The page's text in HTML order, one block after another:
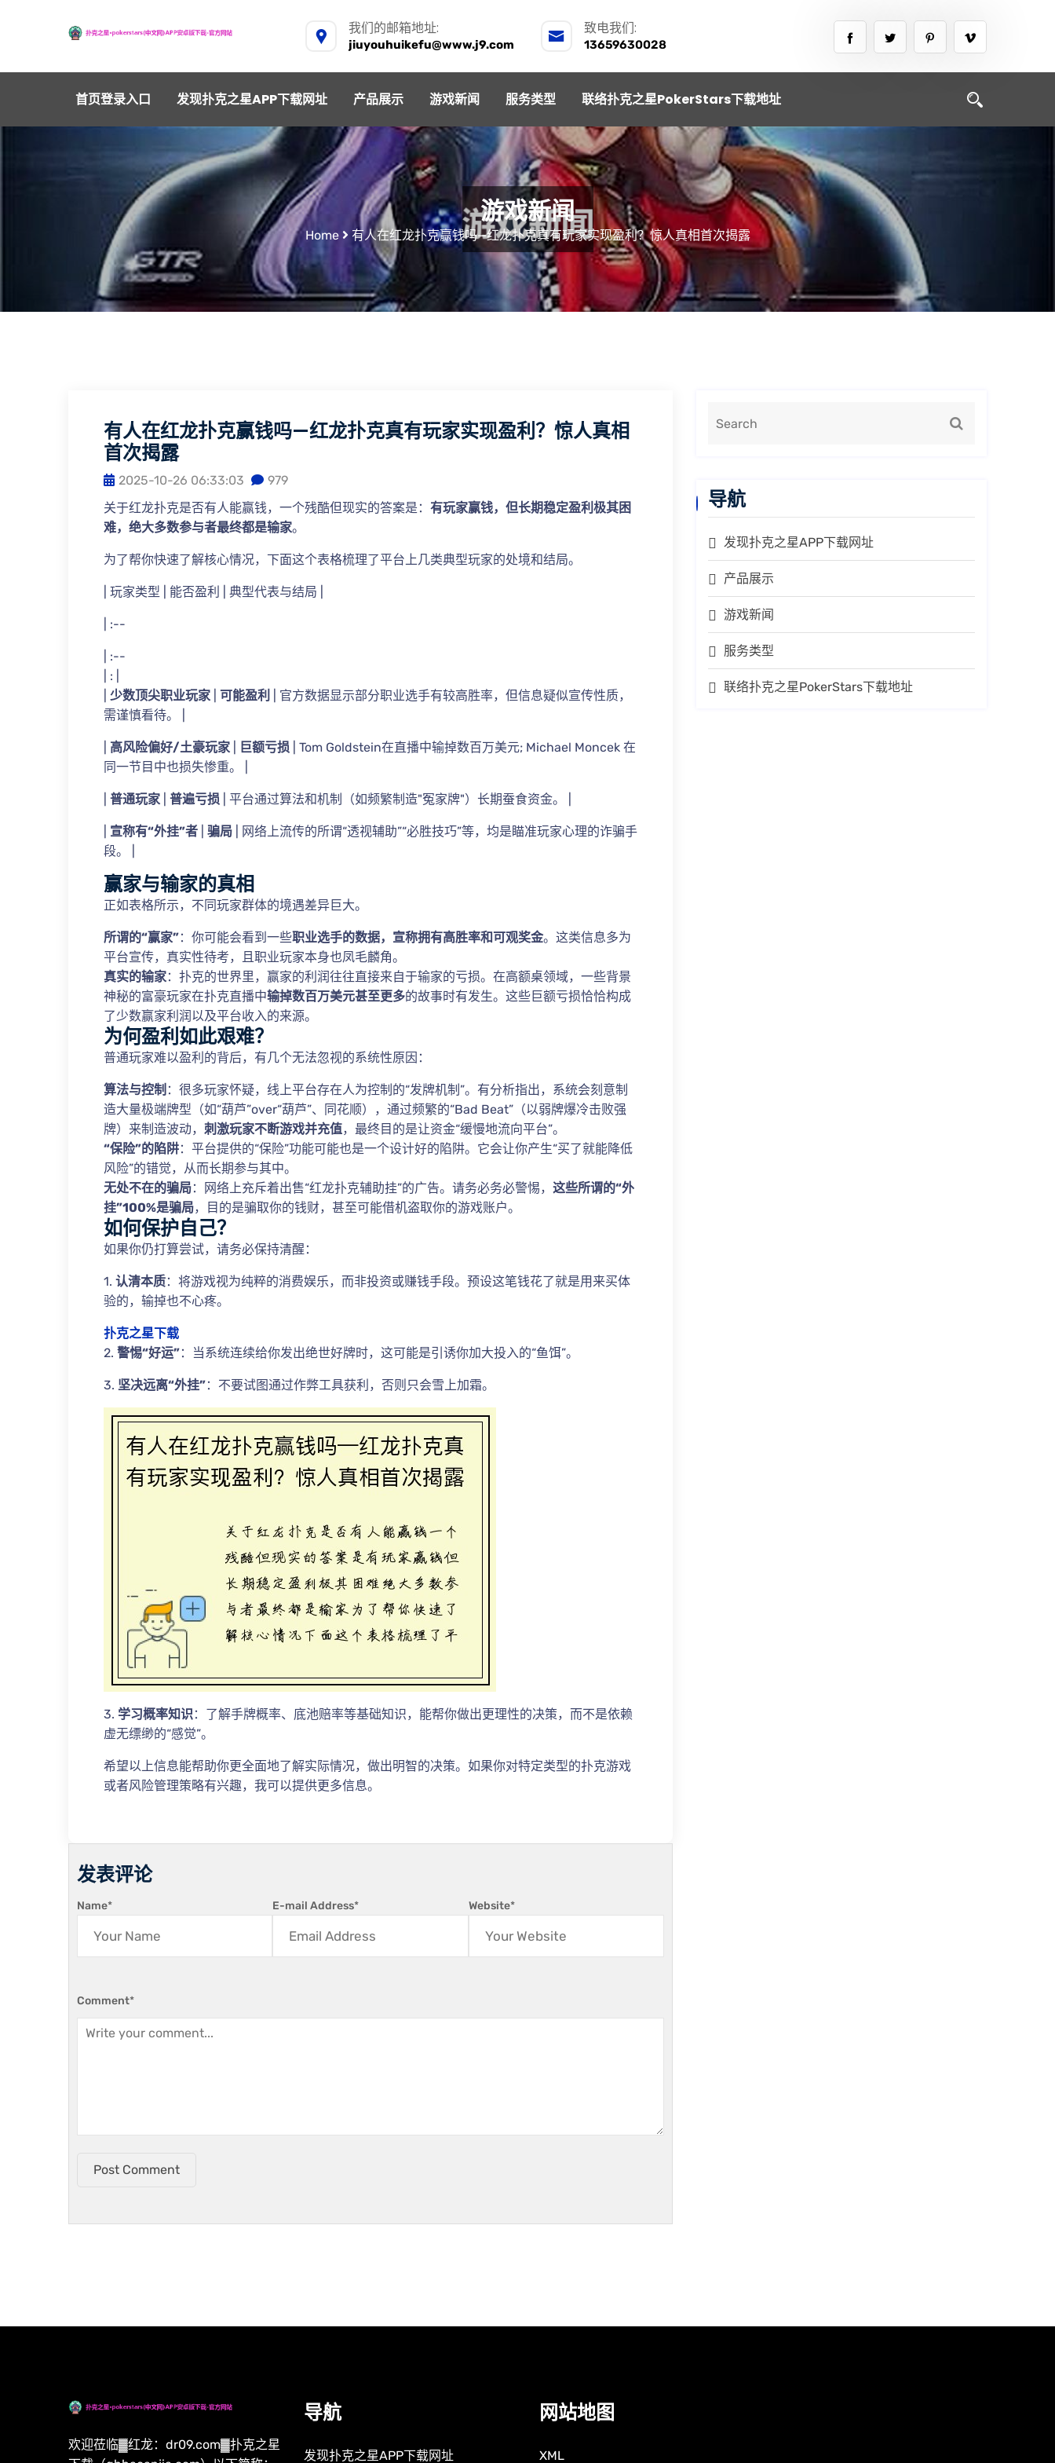
我们的邮箱地址:
jiuyouhuikefu@www.j9.com
致电我们:
13659630028
首页登录入口 发现扑克之星APP下载网址 产品展示 游戏新闻 服务类型 联络扑克之星PokerStars下载地址
游戏新闻
Home 有人在红龙扑克赢钱吗—红龙扑克真有玩家实现盈利？惊人真相首次揭露
有人在红龙扑克赢钱吗—红龙扑克真有玩家实现盈利？惊人真相
首次揭露
2025-10-26 06:33:03
979
关于红龙扑克是否有人能赢钱，一个残酷但现实的答案是： 有玩家赢钱，但长期稳定盈利极其困
难，绝大多数参与者最终都是输家。
为了帮你快速了解核心情况，下面这个表格梳理了平台上几类典型玩家的处境和结局。
| 玩家类型 | 能否盈利 | 典型代表与结局 |
| :--
| :--
| : |
少数顶尖职业玩家 可能盈利
| 官方数据显示部分职业选手有较高胜率，但信息疑似宣传性质，
需谨慎看待。 |
高风险偏好/土豪玩家 巨额亏损 | Tom Goldstein在直播中输掉数百万美元; Michael Moncek 在
同一节目中也损失惨重。 |
普通玩家 普遍亏损 | 平台通过算法和机制（如频繁制造"冤家牌"）长期蚕食资金。 |
宣称有“外挂”者 骗局 | 网络上流传的所谓“透视辅助”“必胜技巧”等，均是瞄准玩家心理的诈骗手
段。 |
赢家与输家的真相
正如表格所示，不同玩家群体的境遇差异巨大。
所谓的“赢家”：你可能会看到一些职业选手的数据，宣称拥有高胜率和可观奖金。这类信息多为
平台宣传，真实性待考，且职业玩家本身也凤毛麟角。
真实的输家：扑克的世界里，赢家的利润往往直接来自于输家的亏损。在高额桌领域，一些背景
神秘的富豪玩家在扑克直播中输掉数百万美元甚至更多的故事时有发生。这些巨额亏损恰恰构成
了少数赢家利润以及平台收入的来源。
为何盈利如此艰难？
普通玩家难以盈利的背后，有几个无法忽视的系统性原因：
算法与控制 ：很多玩家怀疑，线上平台存在人为控制的“发牌机制”。有分析指出，系统会刻意制
造大量极端牌型（如“葫芦”over“葫芦”、同花顺），通过频繁的“Bad Beat”（以弱牌爆冷击败强
牌）来制造波动， 刺激玩家不断游戏并充值，最终目的是让资金“缓慢地流向平台”。
“保险”的陷阱：平台提供的“保险”功能可能也是一个设计好的陷阱。它会让你产生“买了就能降低
风险”的错觉，从而长期参与其中。
无处不在的骗局：网络上充斥着出售“红龙扑克辅助挂”的广告。请务必务必警惕， 这些所谓的“外
挂”100%是骗局，目的是骗取你的钱财，甚至可能借机盗取你的游戏账户。
如何保护自己？
如果你仍打算尝试，请务必保持清醒：
1. 认清本质：将游戏视为纯粹的消费娱乐，而非投资或赚钱手段。预设这笔钱花了就是用来买体
验的，输掉也不心疼。
扑克之星下载
2. 警惕“好运”：当系统连续给你发出绝世好牌时，这可能是引诱你加大投入的“鱼饵”。
3. 坚决远离“外挂”：不要试图通过作弊工具获利，否则只会雪上加霜。
3. 学习概率知识：了解手牌概率、底池赔率等基础知识，能帮你做出更理性的决策，而不是依赖
虚无缥缈的“感觉”。
希望以上信息能帮助你更全面地了解实际情况，做出明智的决策。如果你对特定类型的扑克游戏
或者风险管理策略有兴趣，我可以提供更多信息。
发表评论
Name* E-mail Address* Website*
Comment*
Post Comment
导航
发现扑克之星APP下载网址
产品展示
游戏新闻
服务类型
联络扑克之星PokerStars下载地址
欢迎莅临▓红龙：dr09.com▓扑克之星
导航
发现扑克之星APP下载网址
网站地图
XML